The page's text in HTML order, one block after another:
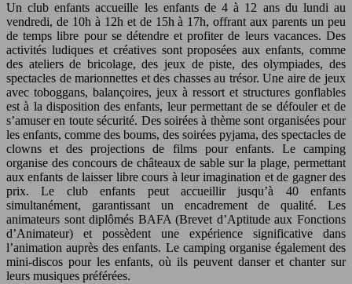
Un club enfants accueille les enfants de 4 à 12 ans du lundi au
vendredi, de 10h à 12h et de 15h à 17h, offrant aux parents un peu
de temps libre pour se détendre et profiter de leurs vacances. Des
activités ludiques et créatives sont proposées aux enfants, comme
des ateliers de bricolage, des jeux de piste, des olympiades, des
spectacles de marionnettes et des chasses au trésor. Une aire de jeux
avec toboggans, balançoires, jeux à ressort et structures gonflables
est à la disposition des enfants, leur permettant de se défouler et de
s’amuser en toute sécurité. Des soirées à thème sont organisées pour
les enfants, comme des boums, des soirées pyjama, des spectacles de
clowns et des projections de films pour enfants. Le camping
organise des concours de châteaux de sable sur la plage, permettant
aux enfants de laisser libre cours à leur imagination et de gagner des
prix. Le club enfants peut accueillir jusqu’à 40 enfants
simultanément, garantissant un encadrement de qualité. Les
animateurs sont diplômés BAFA (Brevet d’Aptitude aux Fonctions
d’Animateur) et possèdent une expérience significative dans
l’animation auprès des enfants. Le camping organise également des
mini-discos pour les enfants, où ils peuvent danser et chanter sur
leurs musiques préférées.